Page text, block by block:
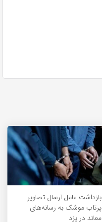
بازداشت عامل ارسال تصاویر
پرتاب موشک به رسانه‌های
معاند در یزد